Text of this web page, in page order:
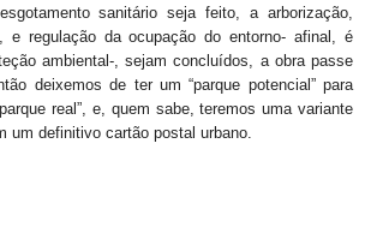
sanitário seja feito, a arborização,
e regulação da ocupação do entorno- afinal, é
ambiental-, sejam concluídos, a obra passe
deixemos de ter um “parque potencial” para
real”, e, quem sabe, teremos uma variante
um definitivo cartão postal urbano.